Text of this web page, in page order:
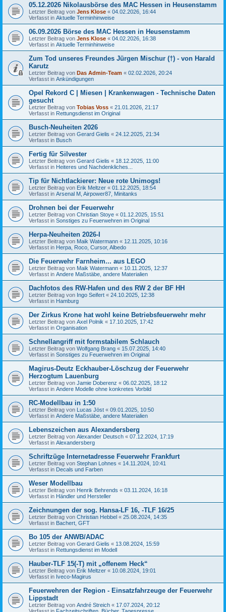
05.12.2026 Nikolausbörse des MAC Hessen in Heusenstamm
Letzter Beitrag von Jens Klose « 04.02.2026, 16:44
Verfasst in Aktuelle Terminhinweise
06.09.2026 Börse des MAC Hessen in Heusenstamm
Letzter Beitrag von Jens Klose « 04.02.2026, 16:38
Verfasst in Aktuelle Terminhinweise
Zum Tod unseres Freundes Jürgen Mischur (†) - von Harald
Karutz
Letzter Beitrag von Das Admin-Team « 02.02.2026, 20:24
Verfasst in Ankündigungen
Opel Rekord C | Miesen | Krankenwagen - Technische Daten
gesucht
Letzter Beitrag von Tobias Voss « 21.01.2026, 21:17
Verfasst in Rettungsdienst im Original
Busch-Neuheiten 2026
Letzter Beitrag von Gerard Gielis « 24.12.2025, 21:34
Verfasst in Busch
Fertig für Silvester
Letzter Beitrag von Gerard Gielis « 18.12.2025, 11:00
Verfasst in Heiteres und Nachdenkliches...
Tip für Nichtlackierer: Neue rote Unimogs!
Letzter Beitrag von Erik Meltzer « 01.12.2025, 18:54
Verfasst in Arsenal M, Airpower87, Minitanks
Drohnen bei der Feuerwehr
Letzter Beitrag von Christian Stoye « 01.12.2025, 15:51
Verfasst in Sonstiges zu Feuerwehren im Original
Herpa-Neuheiten 2026-I
Letzter Beitrag von Maik Watermann « 12.11.2025, 10:16
Verfasst in Herpa, Roco, Cursor, Albedo
Die Feuerwehr Farnheim... aus LEGO
Letzter Beitrag von Maik Watermann « 10.11.2025, 12:37
Verfasst in Andere Maßstäbe, andere Materialien
Dachfotos des RW-Hafen und des RW 2 der BF HH
Letzter Beitrag von Ingo Seifert « 24.10.2025, 12:38
Verfasst in Hamburg
Der Zirkus Krone hat wohl keine Betriebsfeuerwehr mehr
Letzter Beitrag von Axel Polnik « 17.10.2025, 17:42
Verfasst in Organisation
Schnellangriff mit formstabilem Schlauch
Letzter Beitrag von Wolfgang Brang « 15.07.2025, 14:40
Verfasst in Sonstiges zu Feuerwehren im Original
Magirus-Deutz Eckhauber-Löschzug der Feuerwehr
Herzogtum Lauenburg
Letzter Beitrag von Jamie Doberenz « 06.02.2025, 18:12
Verfasst in Andere Modelle ohne konkretes Vorbild
RC-Modellbau in 1:50
Letzter Beitrag von Lucas Jöst « 09.01.2025, 10:50
Verfasst in Andere Maßstäbe, andere Materialien
Lebenszeichen aus Alexandersberg
Letzter Beitrag von Alexander Deutsch « 07.12.2024, 17:19
Verfasst in Alexandersberg
Schriftzüge Internetadresse Feuerwehr Frankfurt
Letzter Beitrag von Stephan Lohnes « 14.11.2024, 10:41
Verfasst in Decals und Farben
Weser Modellbau
Letzter Beitrag von Henrik Behrends « 03.11.2024, 16:18
Verfasst in Händler und Hersteller
Zeichnungen der sog. Hansa-LF 16, -TLF 16/25
Letzter Beitrag von Christian Hebbel « 25.08.2024, 14:35
Verfasst in Bachert, GFT
Bo 105 der ANWB/ADAC
Letzter Beitrag von Gerard Gielis « 13.08.2024, 15:59
Verfasst in Rettungsdienst im Modell
Hauber-TLF 15(-T) mit „offenem Heck“
Letzter Beitrag von Erik Meltzer « 10.08.2024, 19:01
Verfasst in Iveco-Magirus
Feuerwehren der Region - Einsatzfahrzeuge der Feuerwehr
Lippstadt
Letzter Beitrag von André Streich « 17.07.2024, 20:12
Verfasst in Fachzeitschriften, Bücher, Tagespresse